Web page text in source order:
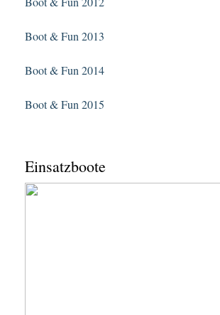
Boot & Fun 2013
Boot & Fun 2014
Boot & Fun 2015
Einsatzboote